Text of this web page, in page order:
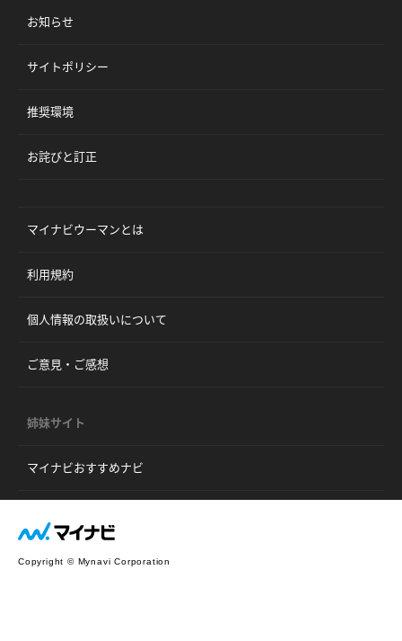
お知らせ
サイトポリシー
推奨環境
お詫びと訂正
マイナビウーマンとは
利用規約
個人情報の取扱いについて
ご意見・ご感想
姉妹サイト
マイナビおすすめナビ
Copyright © Mynavi Corporation